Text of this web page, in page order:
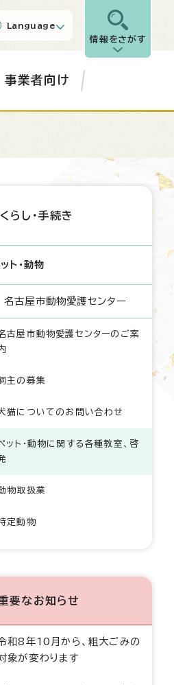
Language
情報をさがす
事業者向け
くらし・手続き
ト・動物
名古屋市動物愛護センター
古屋市動物愛護センターのご案
主の募集
猫についてのお問い合わせ
ット・動物に関する各種教室、啓
物取扱業
定動物
要なお知らせ
和8年10月から、粗大ごみの
象が変わります